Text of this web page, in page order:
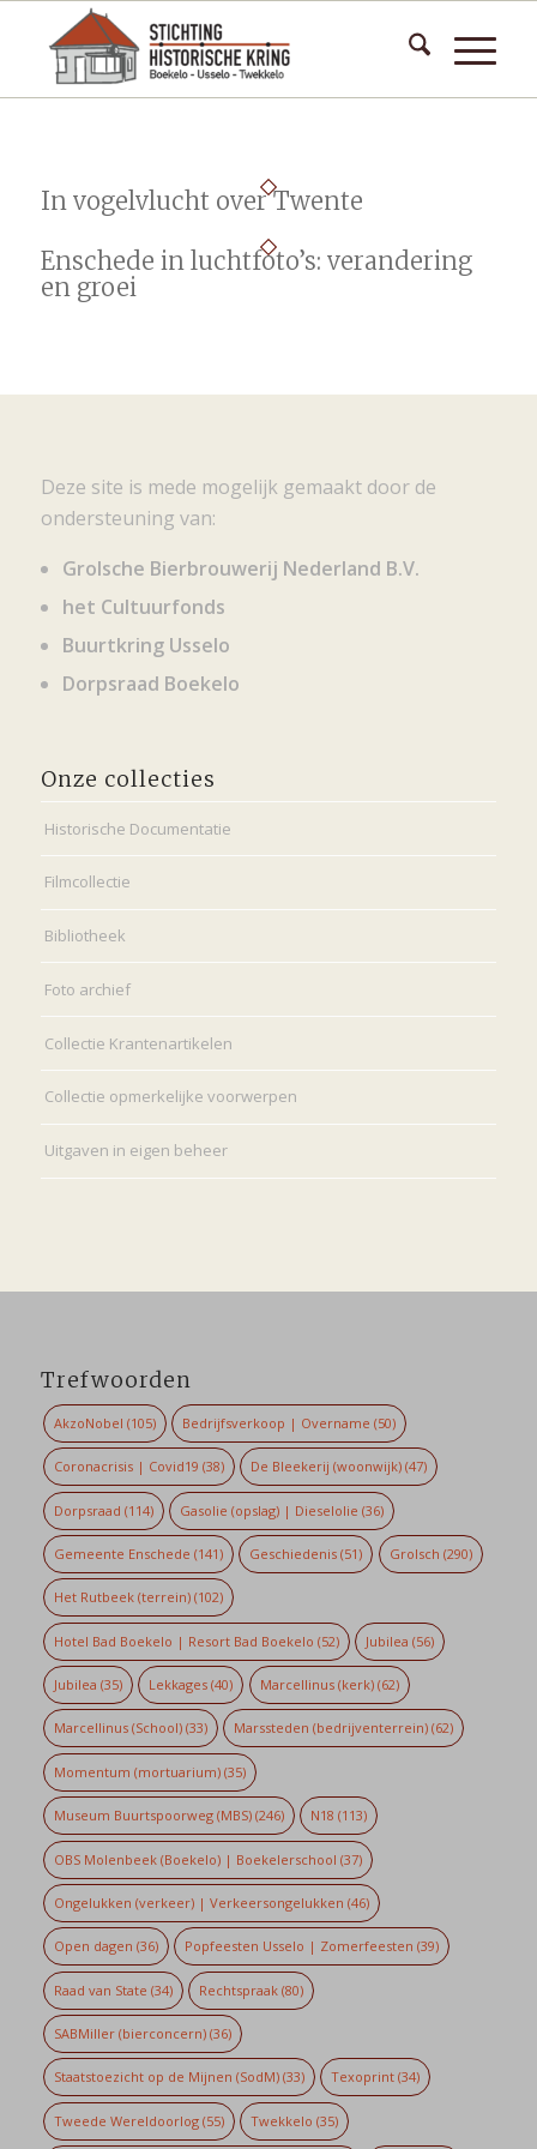
In vogelvlucht over Twente
Enschede in luchtfoto’s: verandering
en groei
Deze site is mede mogelijk gemaakt door de
ondersteuning van:
Grolsche Bierbrouwerij Nederland B.V.
het Cultuurfonds
Buurtkring Usselo
Dorpsraad Boekelo
Onze collecties
Historische Documentatie
Filmcollectie
Bibliotheek
Foto archief
Collectie Krantenartikelen
Collectie opmerkelijke voorwerpen
Uitgaven in eigen beheer
Trefwoorden
AkzoNobel (105) Bedrijfsverkoop | Overname (50)
Coronacrisis | Covid19 (38) De Bleekerij (woonwijk) (47)
Dorpsraad (114) Gasolie (opslag) | Dieselolie (36)
Gemeente Enschede (141) Geschiedenis (51) Grolsch (290)
Het Rutbeek (terrein)(102)
Hotel Bad Boekelo | Resort Bad Boekelo (52) Jubilea (56)
Jubilea (35) Lekkages (40) Marcellinus (kerk)(62)
Marcellinus (School)(33) Marssteden (bedrijventerrein) (62)
Momentum (mortuarium)(35)
Museum Buurtspoorweg (MBS)(246) N18 (113)
OBS Molenbeek (Boekelo) | Boekelerschool (37)
Ongelukken (verkeer) | Verkeersongelukken (46)
Open dagen (36) Popfeesten Usselo | Zomerfeesten (39)
Raad van State (34) Rechtspraak (80)
SABMiller (bierconcern)(36)
Staatstoezicht op de Mijnen (SodM)(33) Texoprint (34)
Tweede Wereldoorlog(55) Twekkelo (35)